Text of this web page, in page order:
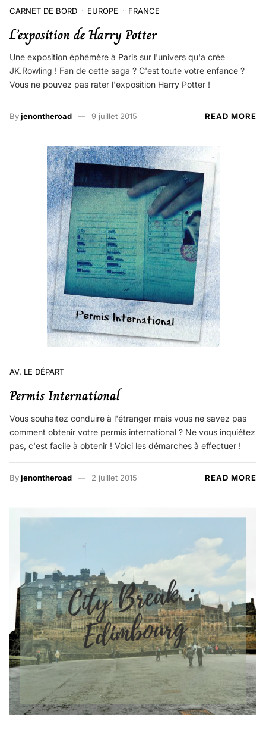
CARNET DE BORD EUROPE FRANCE
L’exposition de Harry Potter
Une exposition éphémère à Paris sur l'univers qu'a crée
JK.Rowling ! Fan de cette saga ? C'est toute votre enfance ?
Vous ne pouvez pas rater l'exposition Harry Potter !
Byjenontheroad 9 juillet 2015 READ MORE
AV. LE DÉPART
Permis International
Vous souhaitez conduire à l'étranger mais vous ne savez pas
comment obtenir votre permis international ? Ne vous inquiétez
pas, c'est facile à obtenir ! Voici les démarches à effectuer !
Byjenontheroad 2 juillet 2015 READ MORE